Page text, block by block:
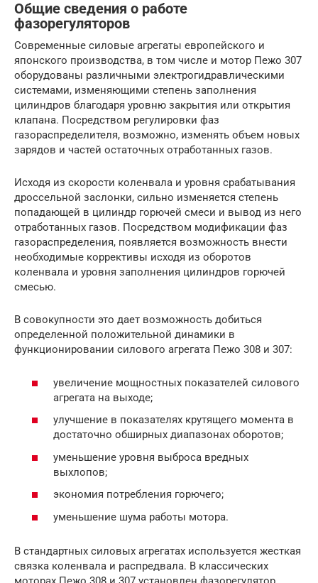
Общие сведения о работе
фазорегуляторов
Современные силовые агрегаты европейского и
японского производства, в том числе и мотор Пежо 307
оборудованы различными электрогидравлическими
системами, изменяющими степень заполнения
цилиндров благодаря уровню закрытия или открытия
клапана. Посредством регулировки фаз
газораспределителя, возможно, изменять объем новых
зарядов и частей остаточных отработанных газов.
Исходя из скорости коленвала и уровня срабатывания
дроссельной заслонки, сильно изменяется степень
попадающей в цилиндр горючей смеси и вывод из него
отработанных газов. Посредством модификации фаз
газораспределения, появляется возможность внести
необходимые коррективы исходя из оборотов
коленвала и уровня заполнения цилиндров горючей
смесью.
В совокупности это дает возможность добиться
определенной положительной динамики в
функционировании силового агрегата Пежо 308 и 307:
увеличение мощностных показателей силового
агрегата на выходе;
улучшение в показателях крутящего момента в
достаточно обширных диапазонах оборотов;
уменьшение уровня выброса вредных
выхлопов;
экономия потребления горючего;
уменьшение шума работы мотора.
В стандартных силовых агрегатах используется жесткая
связка коленвала и распредвала. В классических